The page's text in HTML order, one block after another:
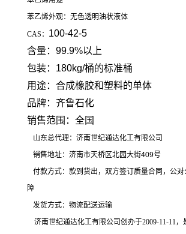
苯乙烯外观：无色透明油状液体
CAS： 100-42-5
含量：99.9%以上
包装：180kg/桶的标准桶
用途：合成橡胶和塑料的单体
品牌：齐鲁石化
销售范围：全国
山东总代理：济南世纪通达化工有限公司
销售地址：济南市天桥区北园大街409号
付款方式：款到货出，双方签订质量合同，公
障
发货方式：物流配送运输
济南世纪通达化工有限公司创办于2009-11-11，